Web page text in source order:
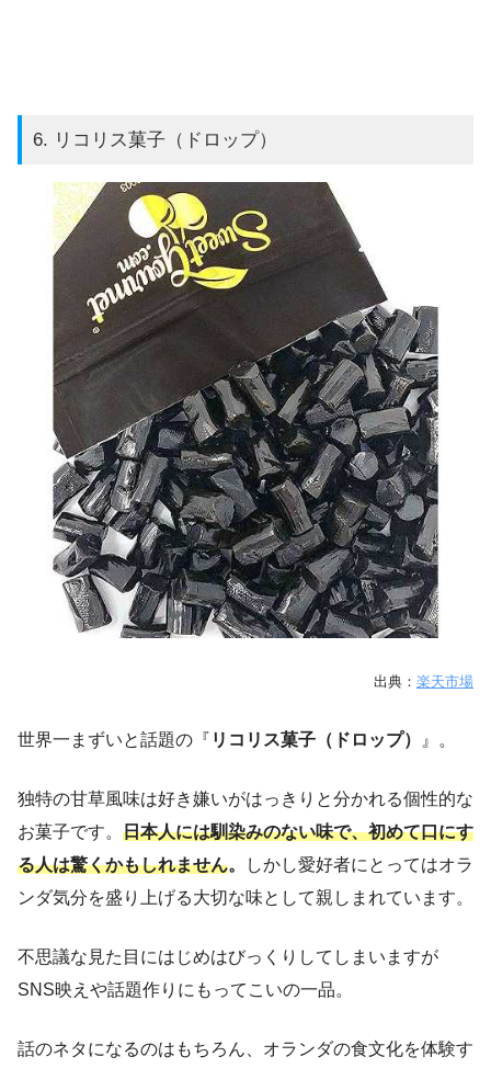
6. リコリス菓子（ドロップ）
出典： 楽天市場
世界一まずいと話題の『 リコリス菓子（ドロップ） 』。
独特の甘草風味は好き嫌いがはっきりと分かれる個性的な
お菓子です。 日本人には馴染みのない味で、初めて口にす
る人は驚くかもしれません。
しかし愛好者にとってはオラ
ンダ気分を盛り上げる大切な味として親しまれています。
不思議な見た目にはじめはびっくりしてしまいますが
SNS映えや話題作りにもってこいの一品。
話のネタになるのはもちろん、オランダの食文化を体験す